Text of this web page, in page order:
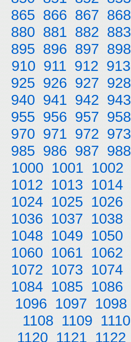
865 866 867 868
880 881 882 883
895 896 897 898
910 911 912 913
925 926 927 928
940 941 942 943
955 956 957 958
970 971 972 973
985 986 987 988
1000 1001 1002
1012 1013 1014
1024 1025 1026
1036 1037 1038
1048 1049 1050
1060 1061 1062
1072 1073 1074
1084 1085 1086
1096 1097 1098
1108 1109 1110
1120 1121 1122